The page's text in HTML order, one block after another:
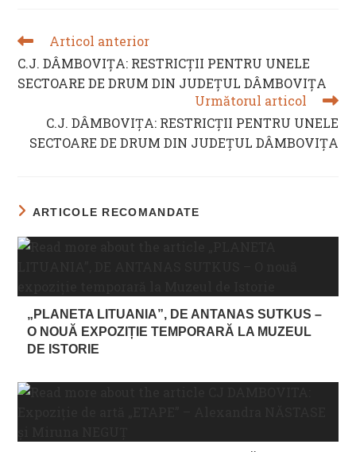
READ
ARTICLES
Articol anterior
C.J. DÂMBOVIȚA: RESTRICȚII PENTRU UNELE
SECTOARE DE DRUM DIN JUDEȚUL DÂMBOVIȚA
Următorul articol
C.J. DÂMBOVIȚA: RESTRICȚII PENTRU UNELE
SECTOARE DE DRUM DIN JUDEȚUL DÂMBOVIȚA
ARTICOLE RECOMANDATE
„PLANETA LITUANIA”, DE ANTANAS SUTKUS –
O NOUĂ EXPOZIȚIE TEMPORARĂ LA MUZEUL
DE ISTORIE